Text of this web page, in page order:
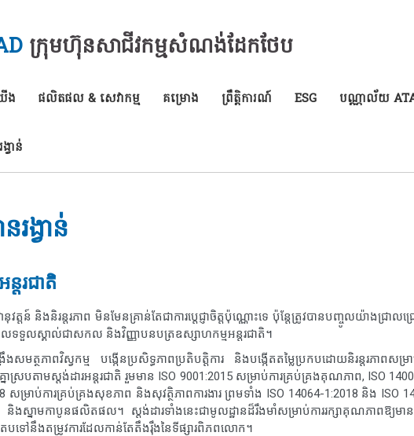
ក្រុមហ៊ុនសាជីវកម្មសំណង់ដែកថែប
ង ផលិតផល & សេវាកម្ម គម្រោង ព្រឹត្តិការណ៍ ESG បណ្ណាល័យ
វាន់
រង្វាន់
តរជាតិ
តន៍ និងនិរន្តរភាព មិនមែនគ្រាន់តែជាការប្តេជ្ញាចិត្តប៉ុណ្ណោះទេ ប៉ុន្តែត្រូវបានបញ្ចូលយ៉ាងជ្រាលជ្
លទទួលស្គាល់ជាសកល និងវិញ្ញាបនបត្រឧស្សាហកម្មអន្តរជាតិ។
ពង្រឹងសមត្ថភាពវិស្វកម្ម បង្កើនប្រសិទ្ធភាពប្រតិបត្តិការ និងបង្កើតតម្លៃប្រកបដោយនិរន្តរភាព
នាស្របតាមស្តង់ដារអន្តរជាតិ រួមមាន ISO 9001:2015 សម្រាប់ការគ្រប់គ្រងគុណភាព, ISO
សម្រាប់ការគ្រប់គ្រងសុខភាព និងសុវត្ថិភាពការងារ ព្រមទាំង ISO 14064-1:2018 និង ISO
ស្នាមកាបូនផលិតផល។ ស្តង់ដារទាំងនេះជាមូលដ្ឋានដ៏រឹងមាំសម្រាប់ការរក្សាគុណភាពឱ្យមាន
តបទៅនឹងតម្រូវការដែលកាន់តែតឹងរ៉ឹងនៃទីផ្សារពិភពលោក។